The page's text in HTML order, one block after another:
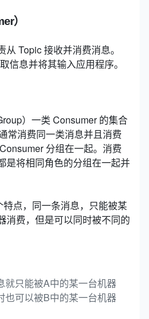
）
Topic 接收并消费消息。
信息并将其输入应用程序。
）一类 Consumer 的集合
常消费同一类消息并且消费
分组在一起。消费
是将相同角色的分组在一起并
点，同一条消息，只能被某
消费，但是可以同时被不同的
就只能被A中的某一台机器
也可以被B中的某一台机器